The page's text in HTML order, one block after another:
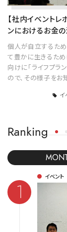
【社内イベントレ
ンにおけるお金
個人が自立するため
て豊かに生きるた
向けに「ライフプラ
ので、その様子をお
イ
Ranking
イベント